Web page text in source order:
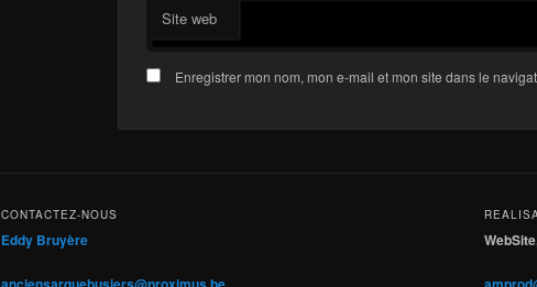
Site web
Enregistrer mon nom, mon e-mail et mon site dans le
CONTACTEZ-NOUS
Eddy Bruyère